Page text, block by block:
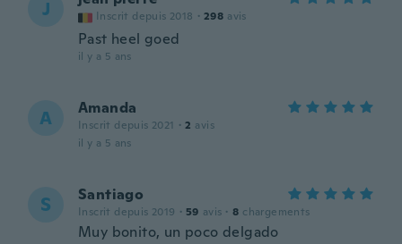
J Inscrit depuis 2018 · 298 avis
Past heel goed
il y a 5 ans
A Amanda
Inscrit depuis 2021 · 2 avis
il y a 5 ans
S Santiago
Inscrit depuis 2019 · 59 avis · 8 chargements
Muy bonito, un poco delgado